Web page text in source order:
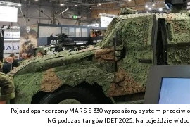
Pojazd opancerzony MARS S-330 wyposażony system
NG podczas targów IDET 2025. Na pojeździe